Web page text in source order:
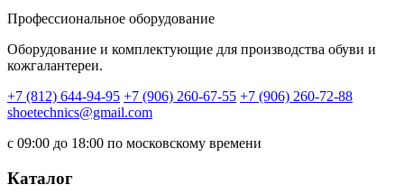
Профессиональное оборудование
Оборудование и комплектующие для производства обуви и
кожгалантереи.
+7 (812) 644-94-95 +7 (906) 260-67-55 +7 (906) 260-72-88
shoetechnics@gmail.com
с 09:00 до 18:00 по московскому времени
Каталог